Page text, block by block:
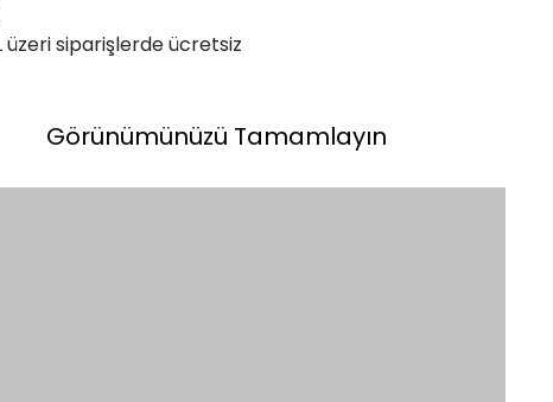
üzeri siparişlerde ücretsiz
Görünümünüzü Tamamlayın